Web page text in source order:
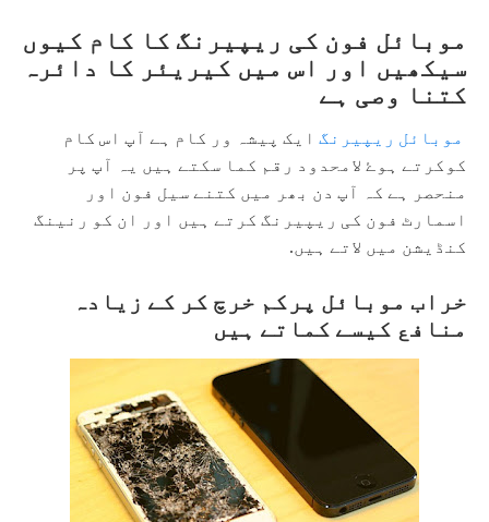
موبائل فون کی ریپیرنگ کا کام کیوں
سیکھیں اور اس میں کیریئر کا دائرہ
کتنا وصی ہے
موبائل ریپیرنگ ایک پیشہ ور کام ہے آپ اس کام
کوکرتے ہوۓ لامحدود رقم کما سکتے ہیں یہ آپ پر
منحصر ہے کہ آپ دن بھر میں کتنے سیل فون اور
اسمارٹ فون کی ریپیرنگ کرتے ہیں اور ان کو رنینگ
کنڈیشن میں لاتے ہیں.
خراب موبائل پرکم خرچ کر کے زیادہ
منافع کیسے کماتے ہیں